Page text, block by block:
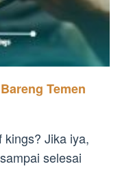
Temen
kings? Jika iya,
selesai